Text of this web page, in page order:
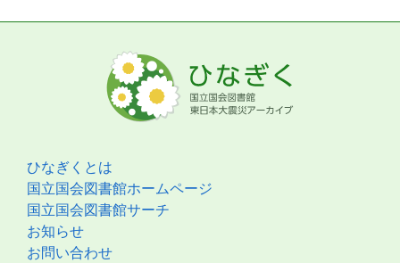
ひなぎくとは
国立国会図書館ホームページ
国立国会図書館サーチ
お知らせ
お問い合わせ